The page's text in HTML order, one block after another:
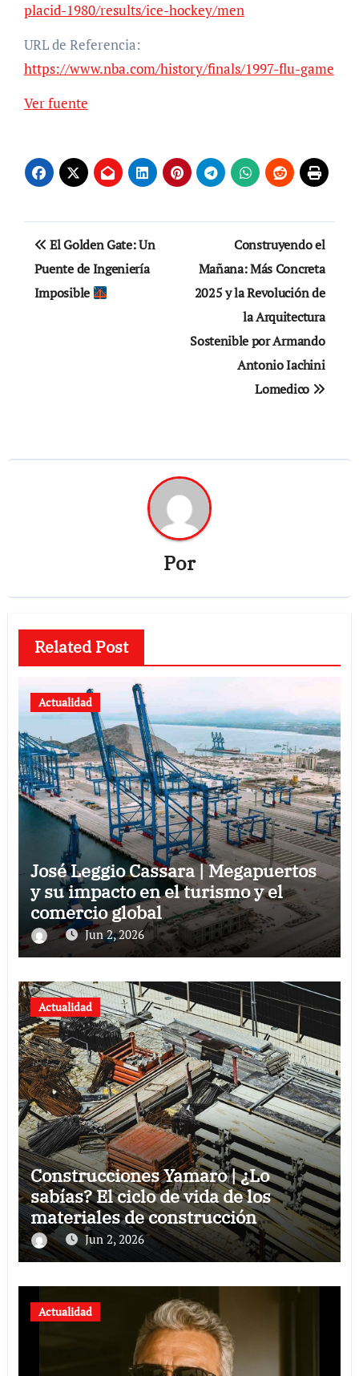
placid-1980/results/ice-hockey/men
URL de Referencia:
https://www.nba.com/history/finals/1997-flu-game
Navegación
entradas
Ver fuente
Navegación
de
entradas
El Golden Gate: Un
Puente de Ingeniería
Imposible
Construyendo el
Mañana: Más Concreta
2025 y la Revolución de
la Arquitectura
Sostenible por Armando
Antonio Iachini
Lomedico
Por
Related Post
Actualidad
José Leggio Cassara | Megapuertos
y su impacto en el turismo y el
comercio global
Jun 2, 2026
Actualidad
Construcciones Yamaro | ¿Lo
sabías? El ciclo de vida de los
materiales de construcción
revoluciona eficiencia en proyectos
modernos
Jun 2, 2026
Actualidad